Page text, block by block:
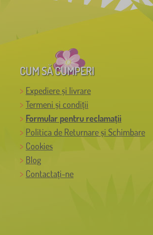
CUM SĂ CUMPERI
Expediere și livrare
Termeni și condiții
Formular pentru reclamații
Politica de Returnare și Schimbare
Cookies
Blog
Contactați-ne